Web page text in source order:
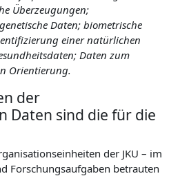
Überzeugungen;
Daten; biometrische
einer natürlichen
Daten zum
Orientierung.
der
Daten sind die für die
der JKU – im
Forschungsaufgaben betrauten